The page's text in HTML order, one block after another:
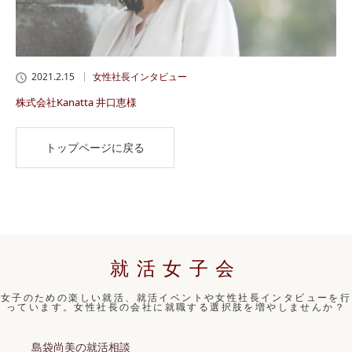
2021.2.15 女性社長インタビュー
株式会社Kanatta 井口恵様
トップページに戻る
就活女子会
女子のための楽しい就活、就活イベントや女性社長インタビューを行
っています。女性社長の会社に就職する選択肢を増やしませんか？
島袋尚美の就活相談